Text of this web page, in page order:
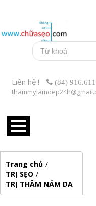
Liên hệ ! (84)
Trang chủ /
TRỊ SẸO /
TRỊ THÂM NÁM DA